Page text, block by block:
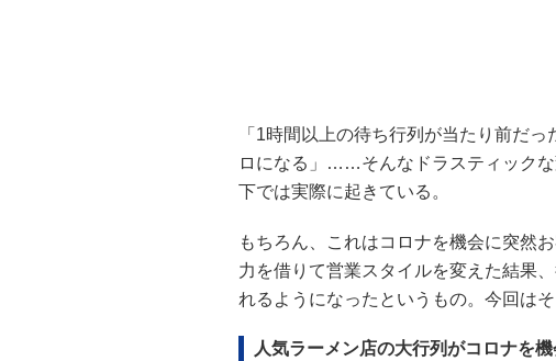
「1時間以上の待ち行列が当たり前だ
ロになる」……そんなドラスティック
下では実際に起きている。
もちろん、これはコロナを機会に突然
力を借りて営業スタイルを変えた結果
れるようになったというもの。今回は
人気ラーメン店の大行列がコロナを